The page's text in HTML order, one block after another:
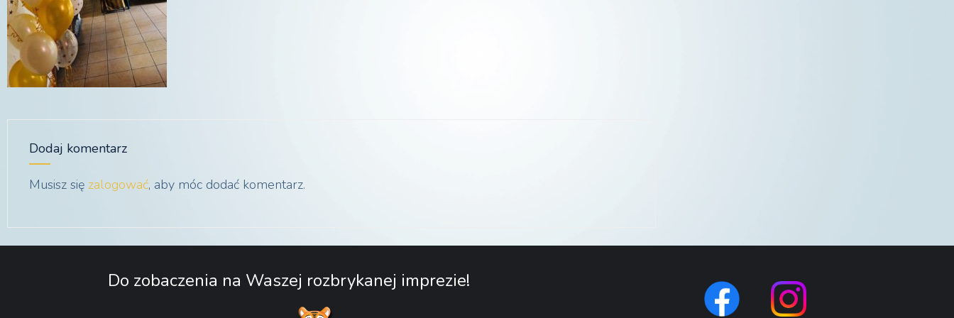
Dodaj komentarz
Musisz się zalogować, aby móc dodać komentarz.
Do zobaczenia na Waszej rozbrykanej imprezie!